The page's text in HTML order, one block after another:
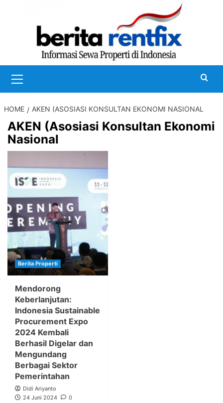
Menu
HOME AKEN (ASOSIASI KONSULTAN EKONOMI NASIONAL
AKEN (Asosiasi Konsultan Ekonomi
Nasional
Berita Properti
Mendorong
Keberlanjutan:
Indonesia Sustainable
Procurement Expo
2024 Kembali
Berhasil Digelar dan
Mengundang
Berbagai Sektor
Pemerintahan
Didi Ariyanto
24 Juni 2024
0